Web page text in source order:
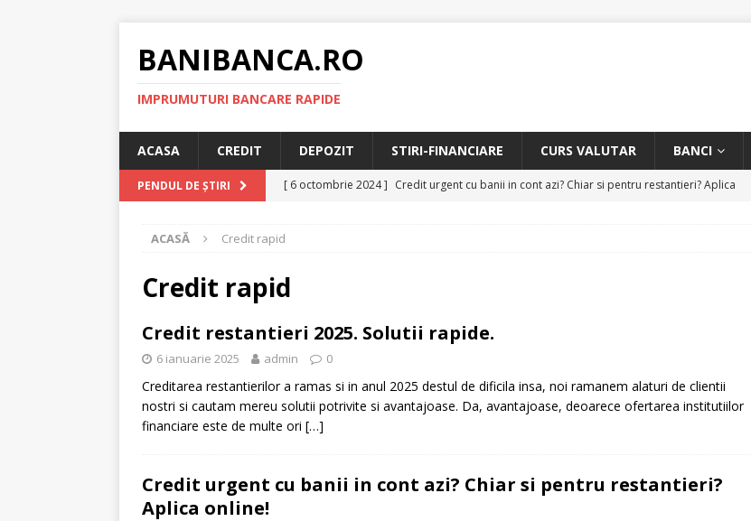
BANIBANCA.RO
IMPRUMUTURI BANCARE RAPIDE
ACASA CREDIT DEPOZIT STIRI-FINANCIARE CURS VALUTAR BANCI
PENDUL DE ȘTIRI [ 6 octombrie 2024 ] Credit urgent cu banii in cont azi? Chiar si pentru restantieri? Aplica
[ 8 septembrie 2024 ]
plafonarea dobanzilor.
RAPID
[ 29 iulie 2024 ]
RAPID
[ 6 ianuarie 2025 ]
ACASĂ Credit rapid
Credit rapid
Credit restantieri 2025. Solutii rapide.
6 ianuarie 2025 admin 0
Creditarea restantierilor a ramas si in anul 2025 destul de dificila insa, noi ramanem alaturi de clientii
nostri si cautam mereu solutii potrivite si avantajoase. Da, avantajoase, deoarece ofertarea institutiilor
financiare este de multe ori […]
Credit urgent cu banii in cont azi? Chiar si pentru restantieri?
Aplica online!